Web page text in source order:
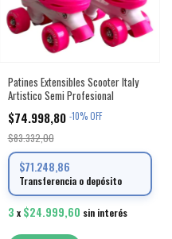
Patines Extensibles Scooter Italy
Artistico Semi Profesional
$74.998,80 -10%OFF
$83.332,00
$71.248,86
Transferencia o depósito
3 x $24.999,60 sin interés